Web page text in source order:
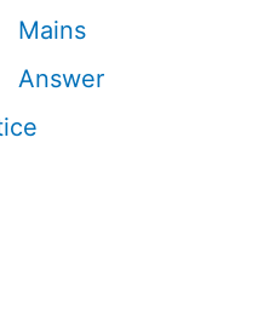
Mains
Answer